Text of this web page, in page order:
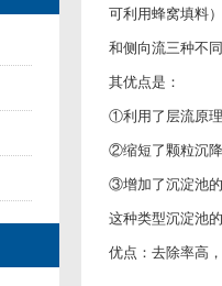
可利用蜂窝填料
和侧向流三种不
其优点是：
①利用了层流原
②缩短了颗粒沉
③增加了沉淀池
这种类型沉淀池
优点：去除率高